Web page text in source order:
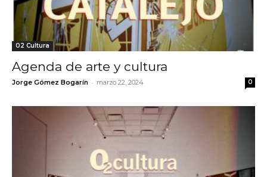
02 Cultura
Agenda de arte y cultura
Jorge Gómez Bogarín - marzo 22, 2024 0